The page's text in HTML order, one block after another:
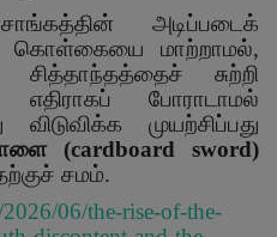
அடிப்படைக்
கொள்கையை மாற்றாமல்,
சுற்றி
எதிராகப் போராடாமல்
முயற்சிப்பது
(cardboard sword)
சமம்.
06/the-rise-of-the-